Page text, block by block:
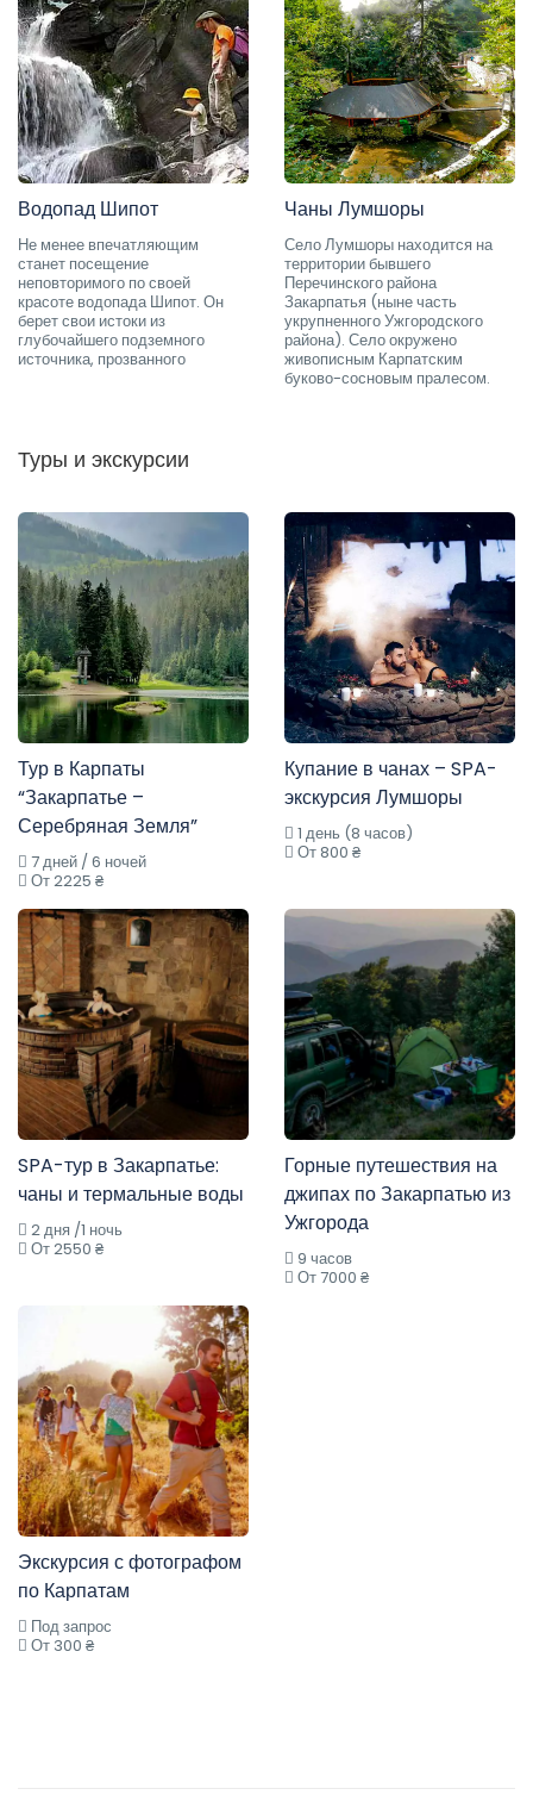
Водопад Шипот
Не менее впечатляющим
станет посещение
неповторимого по своей
красоте водопада Шипот. Он
берет свои истоки из
глубочайшего подземного
источника, прозванного
Чаны Лумшоры
Село Лумшоры находится на
территории бывшего
Перечинского района
Закарпатья (ныне часть
укрупненного Ужгородского
района). Село окружено
живописным Карпатским
буково-сосновым пралесом.
Туры и экскурсии
Тур в Карпаты
“Закарпатье –
Серебряная Земля”
7 дней / 6 ночей
От 2225 ₴
Купание в чанах – SPA-
экскурсия Лумшоры
1 день (8 часов)
От 800 ₴
SPA-тур в Закарпатье:
чаны и термальные воды
2 дня /1 ночь
От 2550 ₴
Горные путешествия на
джипах по Закарпатью из
Ужгорода
9 часов
От 7000 ₴
Экскурсия с фотографом
по Карпатам
Под запрос
От 300 ₴